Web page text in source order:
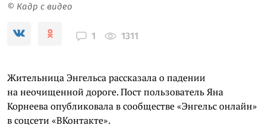
© Кадр с видео
1 1311
Жительница Энгельса рассказала о падении
на неочищенной дороге. Пост пользователь Яна
Корнеева опубликовала в сообществе «Энгельс онлайн»
в соцсети «ВКонтакте».